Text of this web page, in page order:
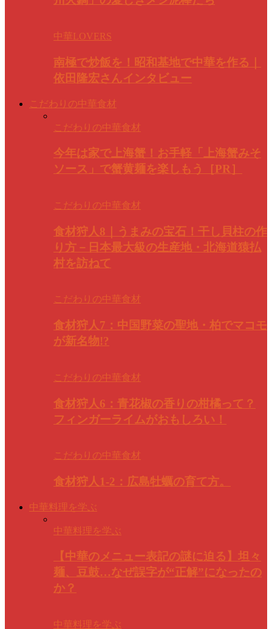
中華LOVERS
南極で炒飯を！昭和基地で中華を作る｜
依田隆宏さんインタビュー
こだわりの中華食材
こだわりの中華食材
今年は家で上海蟹！お手軽「上海蟹みそ
ソース」で蟹黄麺を楽しもう［PR］
こだわりの中華食材
食材狩人8｜うまみの宝石！干し貝柱の作
り方－日本最大級の生産地・北海道猿払
村を訪ねて
こだわりの中華食材
食材狩人7：中国野菜の聖地・柏でマコモ
が新名物!?
こだわりの中華食材
食材狩人6：青花椒の香りの柑橘って？
フィンガーライムがおもしろい！
こだわりの中華食材
食材狩人1-2：広島牡蠣の育て方。
中華料理を学ぶ
中華料理を学ぶ
【中華のメニュー表記の謎に迫る】坦々
麺、豆鼓…なぜ誤字が“正解”になったの
か？
中華料理を学ぶ